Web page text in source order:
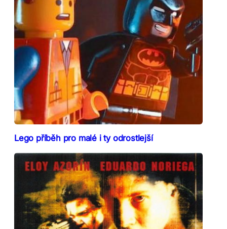
Lego příběh pro malé i ty odrostlejší